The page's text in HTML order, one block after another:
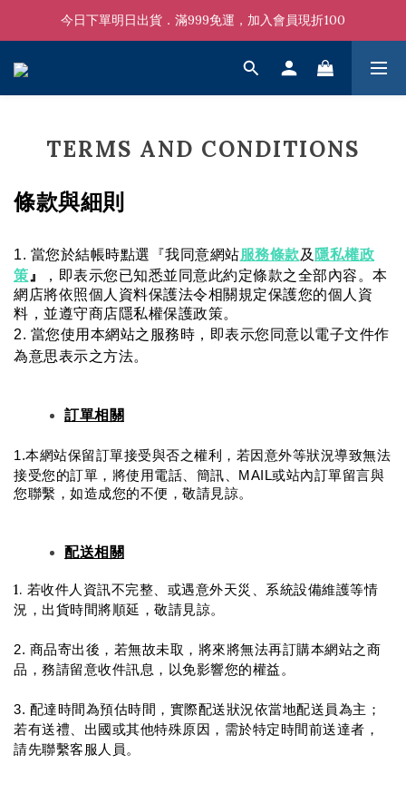
今日下單明日出貨．滿999免運，加入會員現折100
TERMS AND CONDITIONS
條款與細則
1. 當您於結帳時點選『我同意網站服務條款及 隱私權政
策 』
，即表示您已知悉並同意此約定條款之全部內容。本
網店將依照個人資料保護法令相關規定保護您的個人資
料，並遵守商店隱私權保護政策。
2. 當您使用本網站之服務時，即表示您同意以電子文件作
為意思表示之方法。
訂單相關
1.本網站保留訂單接受與否之權利，若因意外等狀況導致無法
接受您的訂單，將使用電話
簡訊、MAIL或站內訂單留言與
您聯繫，如造成您的不便，敬請見諒。
配送相關
1. 若收件人資訊不完整、或遇意外天災、系統設備維護等情
況，出貨時間將順延，敬請見諒。
2. 商品寄出後，若無故未取，將來將無法再訂購本網站之商
品，務請留意收件訊息，以免影響您的權益。
3. 配達時間為預估時間，實際配送狀況依當地配送員為主；
若有送禮、出國或其他特殊原因，需於特定時間前送達者，
請先聯繫客服人員。